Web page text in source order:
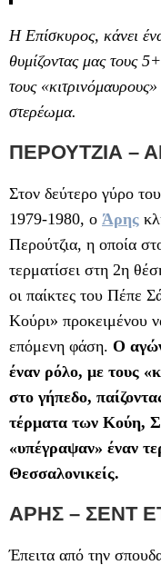
Η Επίσκυρος, κάνει
θυμίζοντας μας τους
τους
στερέωμα.
ΠΕΡΟΥΤΖΙΑ –
Στον δεύτερο γύρο
1979-1980, ο Άρης
Περούτζια, η οποία
τερματίσει στη 2η
οι παίκτες του Πέπε
Κούρι» προκειμένου
επόμενη φάση. Ο
έναν ρόλο, με τους
στο γήπεδο,
τέρματα των Κούη,
«υπέγραψαν» έναν
Θεσσαλονικείς.
ΑΡΗΣ – ΣΕΝΤ
Έπειτα από την